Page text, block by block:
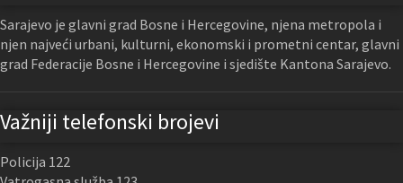
Sarajevo je glavni grad Bosne i Hercegovine, njena metropola i
njen najveći urbani, kulturni, ekonomski i prometni centar, glavni
grad Federacije Bosne i Hercegovine i sjedište Kantona Sarajevo.
Važniji telefonski brojevi
Policija 122